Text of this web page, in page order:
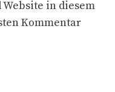
Website in diesem
Kommentar